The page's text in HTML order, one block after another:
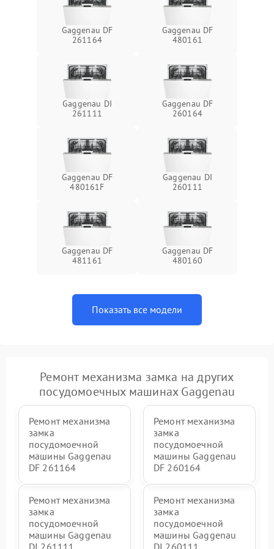
Gaggenau DF
261164
Gaggenau DF
480161
Gaggenau DI
261111
Gaggenau DF
260164
Gaggenau DF
480161F
Gaggenau DI
260111
Gaggenau DF
481161
Gaggenau DF
480160
Показать все модели
Ремонт механизма замка на других
посудомоечных машинах Gaggenau
Ремонт механизма
замка
посудомоечной
машины Gaggenau
DF 261164
Ремонт механизма
замка
посудомоечной
машины Gaggenau
DF 260164
Ремонт механизма
замка
посудомоечной
машины Gaggenau
Ремонт механизма
замка
посудомоечной
машины Gaggenau